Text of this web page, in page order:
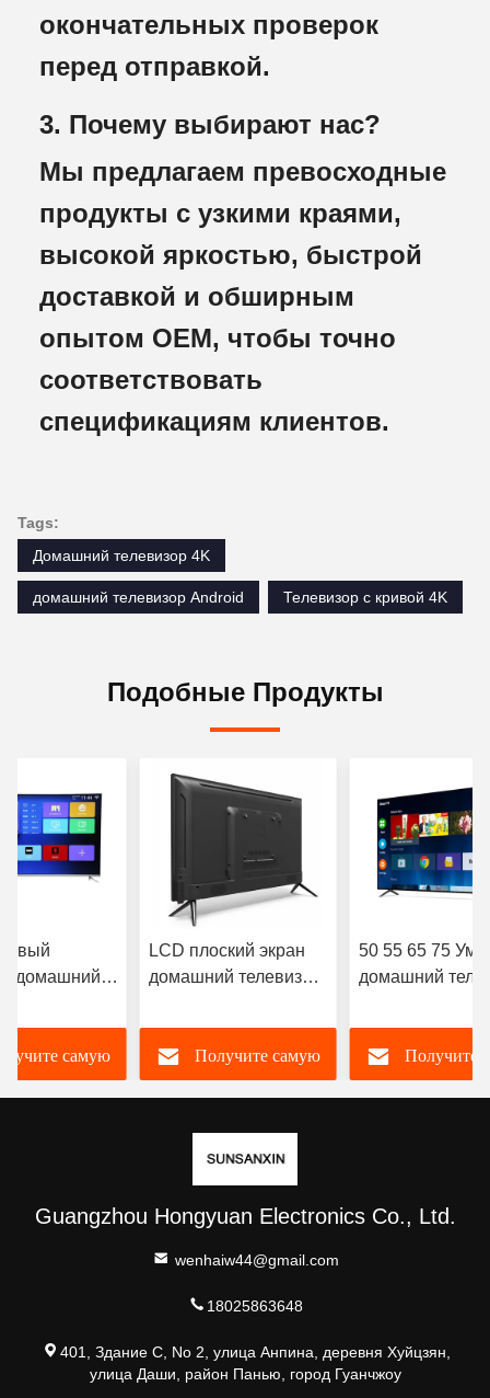
окончательных проверок
перед отправкой.
3. Почему выбирают нас?
Мы предлагаем превосходные
продукты с узкими краями,
высокой яркостью, быстрой
доставкой и обширным
опытом OEM, чтобы точно
соответствовать
спецификациям клиентов.
Tags:
Домашний телевизор 4K
домашний телевизор Android Телевизор с кривой 4K
Подобные Продукты
домашний
Smart TV
самую
LCD плоский экран
домашний телевизор
высокое разрешение
Smart TV 98 100 105
110 дюймов
Получите самую
50 55 65 75
домашний
телевизор с Wi-
OEM ODMПолучите
Guangzhou Hongyuan Electronics Co., Ltd.
wenhaiw44@gmail.com
18025863648
401, Здание C, No 2, улица Анпина, деревня Хуйцзян,
улица Даши, район Панью, город Гуанчжоу